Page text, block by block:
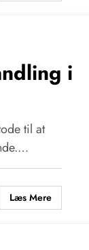
i
til at
Læs Mere